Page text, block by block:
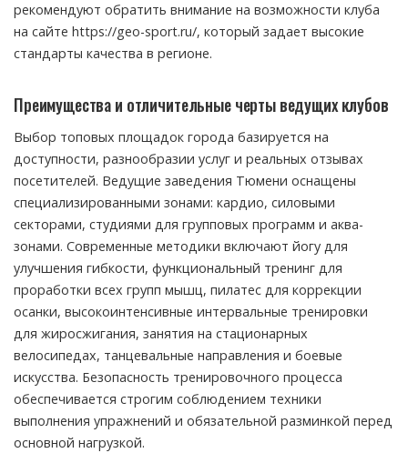
рекомендуют обратить внимание на возможности клуба
на сайте https://geo-sport.ru/, который задает высокие
стандарты качества в регионе.
Преимущества и отличительные черты ведущих клубов
Выбор топовых площадок города базируется на
доступности, разнообразии услуг и реальных отзывах
посетителей. Ведущие заведения Тюмени оснащены
специализированными зонами: кардио, силовыми
секторами, студиями для групповых программ и аква-
зонами. Современные методики включают йогу для
улучшения гибкости, функциональный тренинг для
проработки всех групп мышц, пилатес для коррекции
осанки, высокоинтенсивные интервальные тренировки
для жиросжигания, занятия на стационарных
велосипедах, танцевальные направления и боевые
искусства. Безопасность тренировочного процесса
обеспечивается строгим соблюдением техники
выполнения упражнений и обязательной разминкой перед
основной нагрузкой.